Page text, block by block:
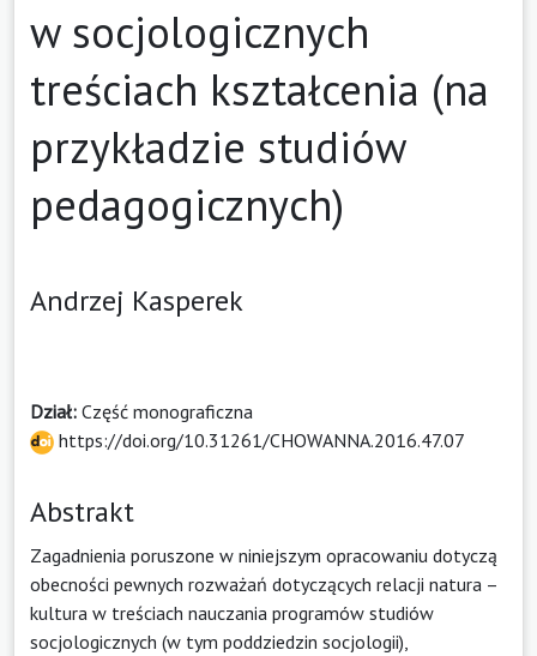
w socjologicznych
treściach kształcenia (na
przykładzie studiów
pedagogicznych)
Andrzej Kasperek
Dział: Część monograficzna
https://doi.org/10.31261/CHOWANNA.2016.47.07
Abstrakt
Zagadnienia poruszone w niniejszym opracowaniu dotyczą
obecności pewnych rozważań dotyczących relacji natura –
kultura w treściach nauczania programów studiów
socjologicznych (w tym poddziedzin socjologii),